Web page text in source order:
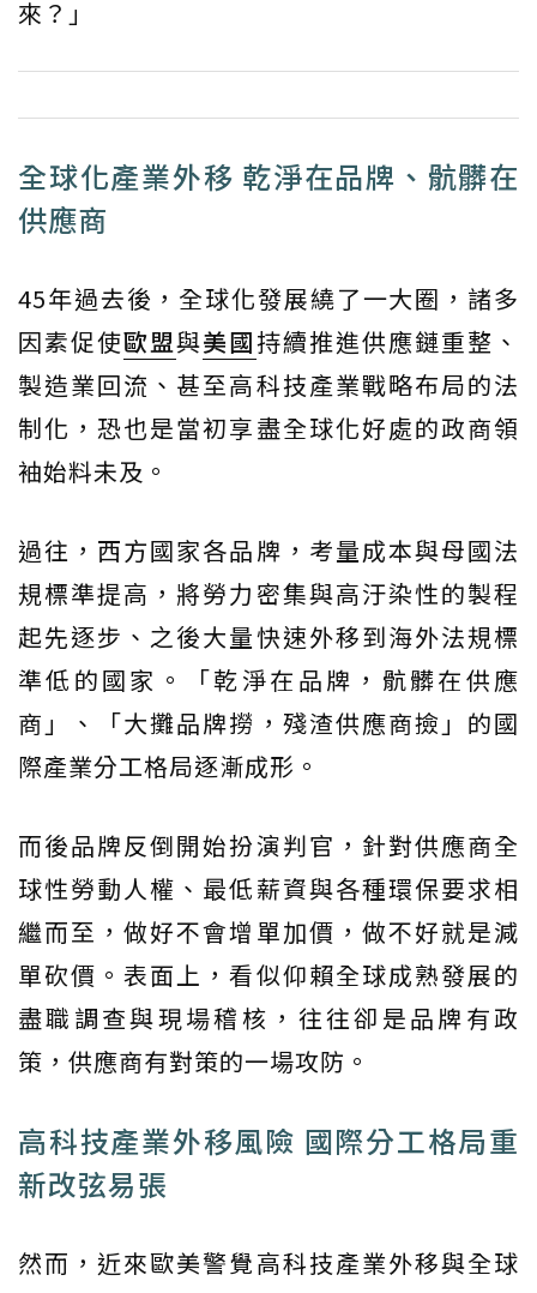
來？」
全球化產業外移 乾淨在品牌、骯髒在
供應商
45年過去後，全球化發展繞了一大圈，諸多
因素促使歐盟與美國持續推進供應鏈重整、
製造業回流、甚至高科技產業戰略布局的法
制化，恐也是當初享盡全球化好處的政商領
袖始料未及。
過往，西方國家各品牌，考量成本與母國法
規標準提高，將勞力密集與高汙染性的製程
起先逐步、之後大量快速外移到海外法規標
準低的國家。「乾淨在品牌，骯髒在供應
商」、「大攤品牌撈，殘渣供應商撿」的國
際產業分工格局逐漸成形。
而後品牌反倒開始扮演判官，針對供應商全
球性勞動人權、最低薪資與各種環保要求相
繼而至，做好不會增單加價，做不好就是減
單砍價。表面上，看似仰賴全球成熟發展的
盡職調查與現場稽核，往往卻是品牌有政
策，供應商有對策的一場攻防。
高科技產業外移風險 國際分工格局重
新改弦易張
然而，近來歐美警覺高科技產業外移與全球